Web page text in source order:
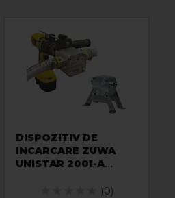
DISPOZITIV DE
INCARCARE ZUWA
UNISTAR 2001-A
pentru incarcarea(0)